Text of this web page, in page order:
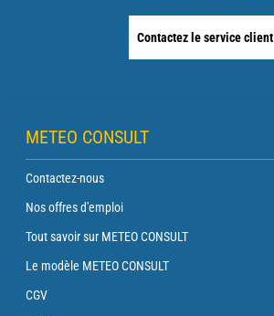
Contactez le service client
METEO CONSULT
Contactez-nous
Nos offres d'emploi
Tout savoir sur METEO CONSULT
Le modèle METEO CONSULT
CGV